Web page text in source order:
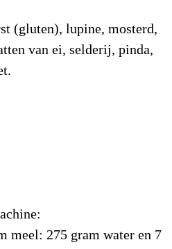
(gluten), lupine, mosterd,
van ei, selderij, pinda,
0,8 g/100gr
meel: 275 gram water en 7